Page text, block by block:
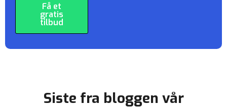
Få et
gratis
tilbud
Siste fra bloggen vår